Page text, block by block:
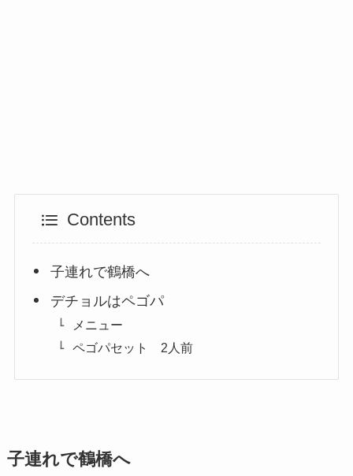
Contents
子連れで鶴橋へ
デチョルはペゴパ
メニュー
ペゴパセット 2人前
子連れで鶴橋へ